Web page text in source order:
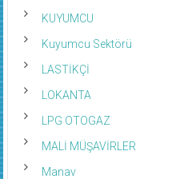
KUYUMCU
Kuyumcu Sektörü
LASTİKÇİ
LOKANTA
LPG OTOGAZ
MALİ MÜŞAVİRLER
Manav